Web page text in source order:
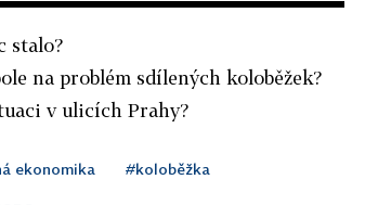
stalo?
na problém sdílených koloběžek?
v ulicích Prahy?
ekonomika #koloběžka